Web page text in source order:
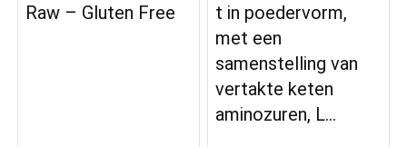
Raw – Gluten Free
t in poedervorm,
met een
samenstelling van
vertakte keten
aminozuren, L…